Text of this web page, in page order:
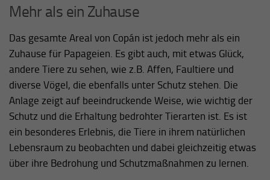
Mehr als ein Zuhause
Das gesamte Areal von Copán ist jedoch mehr als ein
Zuhause für Papageien. Es gibt auch, mit etwas Glück,
andere Tiere zu sehen, wie z.B. Affen, Faultiere und
diverse Vögel, die ebenfalls unter Schutz stehen. Die
Anlage zeigt auf beeindruckende Weise, wie wichtig der
Schutz und die Erhaltung bedrohter Tierarten ist. Es ist
ein besonderes Erlebnis, die Tiere in ihrem natürlichen
Lebensraum zu beobachten und dabei gleichzeitig etwas
über ihre Bedrohung und Schutzmaßnahmen zu lernen.